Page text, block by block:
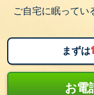
ご自宅に眠ってい
まずは
お電